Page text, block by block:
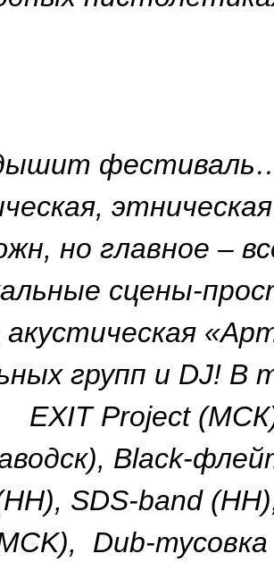
но главное –
сцены-
акустическая
групп и DJ! В
Project
Black-
SDS-band
Dub-